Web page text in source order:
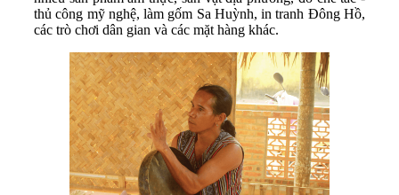
thủ công mỹ nghệ, làm gốm Sa Huỳnh, in tranh Đông Hồ,
các trò chơi dân gian và các mặt hàng khác.